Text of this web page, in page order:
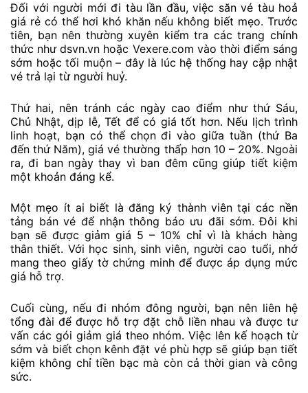
Đối với người mới đi tàu lần đầu, việc săn vé tàu hoả
giá rẻ có thể hơi khó khăn nếu không biết mẹo. Trước
tiên, bạn nên thường xuyên kiểm tra các trang chính
thức như dsvn.vn hoặc Vexere.com vào thời điểm sáng
sớm hoặc tối muộn – đây là lúc hệ thống hay cập nhật
vé trả lại từ người huỷ.
Thứ hai, nên tránh các ngày cao điểm như thứ Sáu,
Chủ Nhật, dịp lễ, Tết để có giá tốt hơn. Nếu lịch trình
linh hoạt, bạn có thể chọn đi vào giữa tuần (thứ Ba
đến thứ Năm), giá vé thường thấp hơn 10 – 20%. Ngoài
ra, đi ban ngày thay vì ban đêm cũng giúp tiết kiệm
một khoản đáng kể.
Một mẹo ít ai biết là đăng ký thành viên tại các nền
tảng bán vé để nhận thông báo ưu đãi sớm. Đôi khi
bạn sẽ được giảm giá 5 – 10% chỉ vì là khách hàng
thân thiết. Với học sinh, sinh viên, người cao tuổi, nhớ
mang theo giấy tờ chứng minh để được áp dụng mức
giá hỗ trợ.
Cuối cùng, nếu đi nhóm đông người, bạn nên liên hệ
tổng đài để được hỗ trợ đặt chỗ liền nhau và được tư
vấn các gói giảm giá theo nhóm. Việc lên kế hoạch từ
sớm và biết chọn kênh đặt vé phù hợp sẽ giúp bạn tiết
kiệm không chỉ tiền bạc mà còn cả thời gian và công
sức.